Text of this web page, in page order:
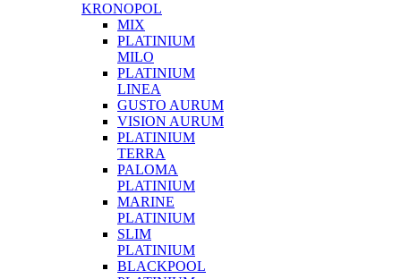
KRONOPOL
MIX
PLATINIUM
MILO
PLATINIUM
LINEA
GUSTO AURUM
VISION AURUM
PLATINIUM
TERRA
PALOMA
PLATINIUM
MARINE
PLATINIUM
SLIM
PLATINIUM
BLACKPOOL